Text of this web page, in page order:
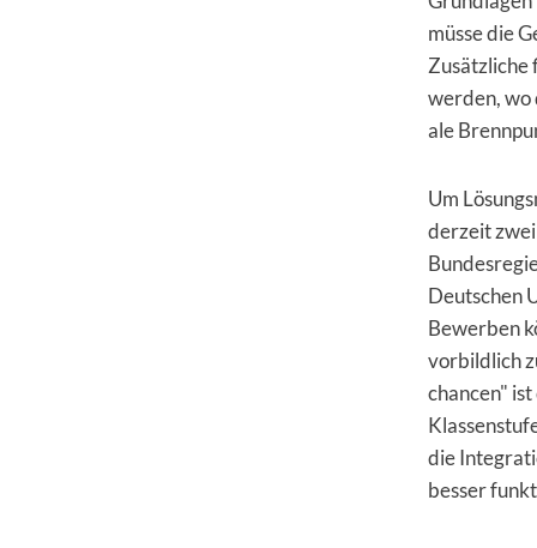
müsse die
Zusätzliche
werden, wo
ale
Um
derzeit
Deutschen
Bewerben
vorbildlich
chancen"
die
besser